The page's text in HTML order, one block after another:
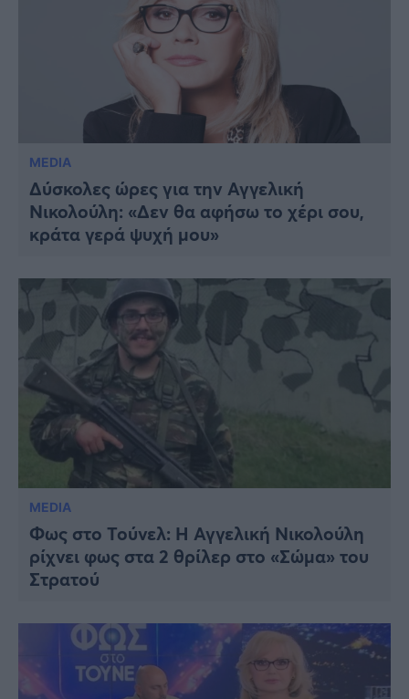
MEDIA
Δύσκολες ώρες για την Αγγελική
Νικολούλη: «Δεν θα αφήσω το χέρι σου,
κράτα γερά ψυχή μου»
MEDIA
Φως στο Τούνελ: Η Αγγελική Νικολούλη
ρίχνει φως στα 2 θρίλερ στο «Σώμα» του
Στρατού